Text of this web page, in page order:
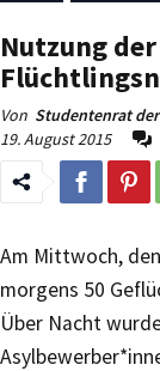
Nutzung
Von Studentenrat
19. August 2015
Am Mittwoch,
morgens 50
Über Nacht